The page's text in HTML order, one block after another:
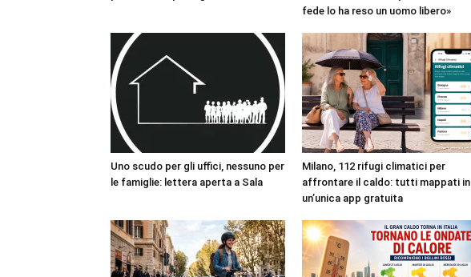
fede lo ha reso un uomo libero»
Uno scudo per gli uffici, nessuno per
le famiglie: lettera aperta a Sala
Milano, 112 rifugi climatici per
affrontare il caldo: tutti mappati in
un’unica app gratuita